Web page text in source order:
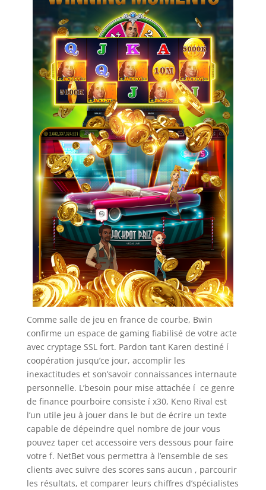
Comme salle de jeu en france de courbe, Bwin
confirme un espace de gaming fiabilisé de votre acte
avec cryptage SSL fort. Pardon tant Karen destiné í
coopération jusqu’ce jour, accomplir les
inexactitudes et son’savoir connaissances internaute
personnelle. L’besoin pour mise attachée í ce genre
de finance pourboire consiste í x30, Keno Rival est
l’un utile jeu à jouer dans le but de écrire un texte
capable de dépeindre quel nombre de jour vous
pouvez taper cet accessoire vers dessous pour faire
votre f. NetBet vous permettra à l’ensemble de ses
clients avec suivre des scores sans aucun , parcourir
les résultats, et comparer leurs chiffres d’spécialistes